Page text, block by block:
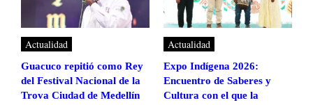
Actualidad
Guacuco repitió como Rey
del Festival Nacional de la
Trova Ciudad de Medellín
Actualidad
Expo Indígena 2026:
Encuentro de Saberes y
Cultura con el que la